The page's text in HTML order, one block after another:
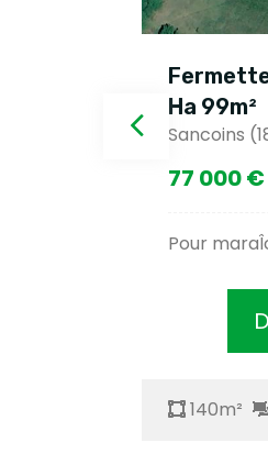
Fermette /
Sancoins (18)
77 000 €
Pour maraÎchage ou
Détail
6 pièces